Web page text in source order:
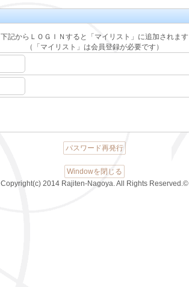
下記からＬＯＧＩＮすると「マイリスト」に追加されます
（「マイリスト」は会員登録が必要です）
パスワード再発行
Windowを閉じる
Copyright(c) 2014 Rajiten-Nagoya. All Rights Reserved.©